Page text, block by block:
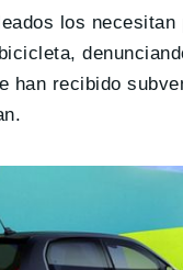
los necesitan
han recibido